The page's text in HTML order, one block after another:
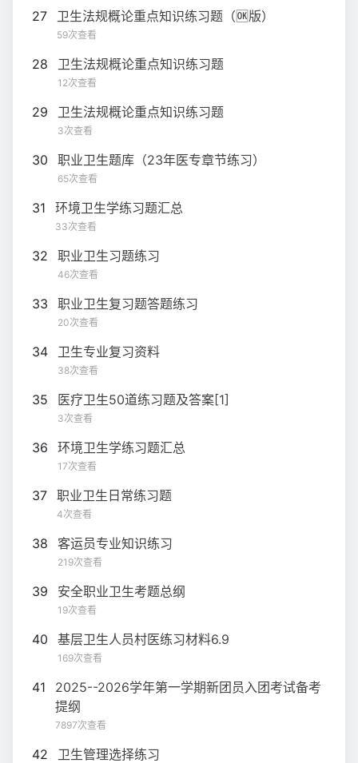
27 卫生法规概论重点知识练习题（🆗版）
59次查看
28 卫生法规概论重点知识练习题
12次查看
29 卫生法规概论重点知识练习题
3次查看
30 职业卫生题库（23年医专章节练习）
65次查看
31 环境卫生学练习题汇总
33次查看
32 职业卫生习题练习
46次查看
33 职业卫生复习题答题练习
20次查看
34 卫生专业复习资料
38次查看
35 医疗卫生50道练习题及答案[1]
3次查看
36 环境卫生学练习题汇总
17次查看
37 职业卫生日常练习题
4次查看
38 客运员专业知识练习
219次查看
39 安全职业卫生考题总纲
19次查看
40 基层卫生人员村医练习材料6.9
169次查看
41
2025--2026学年第一学期新团员入团考试备考
提纲
7897次查看
42 卫生管理选择练习